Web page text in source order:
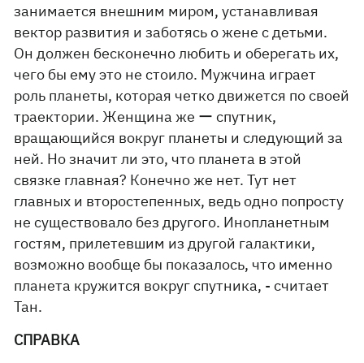
занимается внешним миром, устанавливая
вектор развития и заботясь о жене с детьми.
Он должен бесконечно любить и оберегать их,
чего бы ему это не стоило. Мужчина играет
роль планеты, которая четко движется по своей
траектории. Женщина же ー спутник,
вращающийся вокруг планеты и следующий за
ней. Но значит ли это, что планета в этой
связке главная? Конечно же нет. Тут нет
главных и второстепенных, ведь одно попросту
не существовало без другого. Инопланетным
гостям, прилетевшим из другой галактики,
возможно вообще бы показалось, что именно
планета кружится вокруг спутника, - считает
Тан.
СПРАВКА